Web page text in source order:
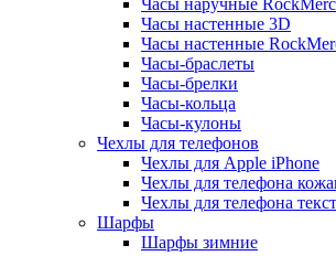
Часы наручные
Часы настенные 3D
Часы настенные
Часы-браслеты
Часы-брелки
Часы-кольца
Часы-кулоны
Чехлы для телефонов
Чехлы для Apple iPhone
Чехлы для телефона
Чехлы для телефона
Шарфы
Шарфы зимние